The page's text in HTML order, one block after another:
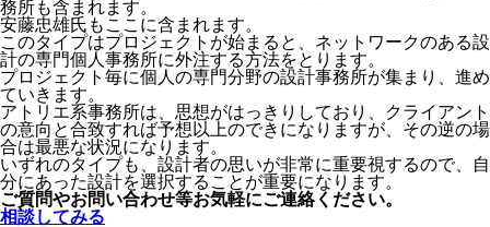
務所も含まれます。
安藤忠雄氏もここに含まれます。
このタイプはプロジェクトが始まると、ネットワークのある設
計の専門個人事務所に外注する方法をとります。
プロジェクト毎に個人の専門分野の設計事務所が集まり、進め
ていきます。
アトリエ系事務所は、思想がはっきりしており、クライアント
の意向と合致すれば予想以上のできになりますが、その逆の場
合は最悪な状況になります。
いずれのタイプも、設計者の思いが非常に重要視するので、自
分にあった設計を選択することが重要になります。
ご質問やお問い合わせ等お気軽にご連絡ください。
相談してみる